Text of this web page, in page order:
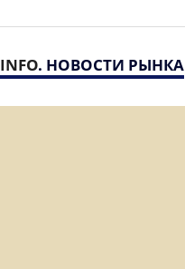
INFO. НОВОСТИ РЫНКА